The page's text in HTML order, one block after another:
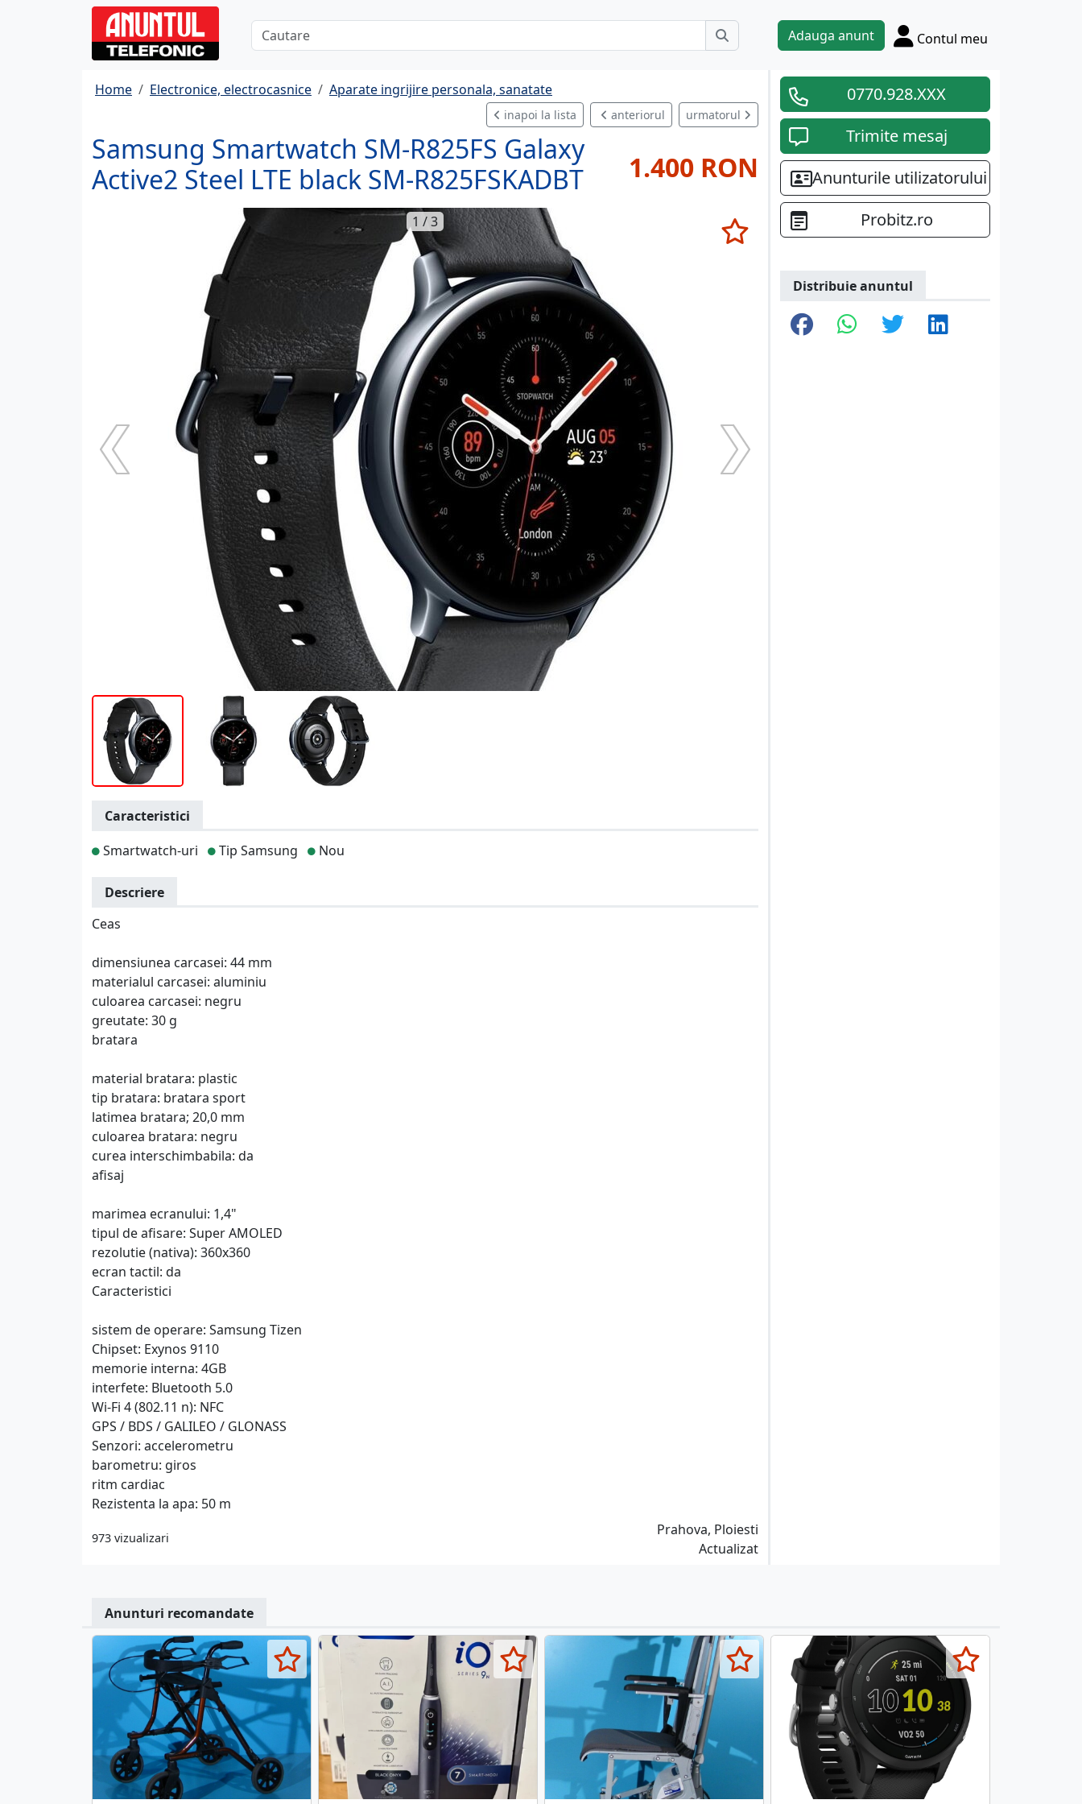
Adauga anunt Contul meu
Home Electronice, electrocasnice Aparate ingrijire personala, sanatate
inapoi la lista anteriorul urmatorul
Samsung Smartwatch SM-R825FS Galaxy
Active2 Steel LTE black SM-R825FSKADBT
1.400 RON
1 / 3
Caracteristici
Smartwatch-uri
Tip Samsung Nou
Descriere
Ceas
dimensiunea carcasei: 44 mm
materialul carcasei: aluminiu
culoarea carcasei: negru
greutate: 30 g
bratara
material bratara: plastic
tip bratara: bratara sport
latimea bratara; 20,0 mm
culoarea bratara: negru
curea interschimbabila: da
afisaj
marimea ecranului: 1,4"
tipul de afisare: Super AMOLED
rezolutie (nativa): 360x360
ecran tactil: da
Caracteristici
sistem de operare: Samsung Tizen
Chipset: Exynos 9110
memorie interna: 4GB
interfete: Bluetooth 5.0
Wi-Fi 4 (802.11 n): NFC
GPS / BDS / GALILEO / GLONASS
Senzori: accelerometru
barometru: giros
ritm cardiac
Rezistenta la apa: 50 m
973 vizualizari
Prahova, Ploiesti
Actualizat
0770.928.XXX
Trimite mesaj
Anunturile utilizatorului
Probitz.ro
Distribuie anuntul
Anunturi recomandate